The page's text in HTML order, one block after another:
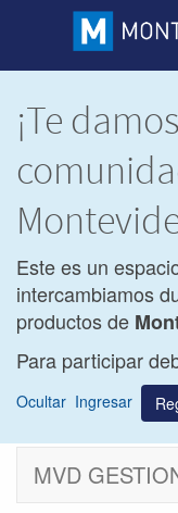
¡Te
Este es un
intercambiamos
productos de
Para participar
Ocultar Ingresar
MVD